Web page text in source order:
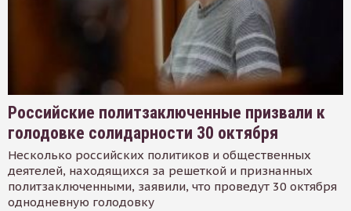
Российские политзаключенные призвали к
голодовке солидарности 30 октября
Несколько российских политиков и общественных
деятелей, находящихся за решеткой и признанных
политзаключенными, заявили, что проведут 30 октября
однодневную голодовку